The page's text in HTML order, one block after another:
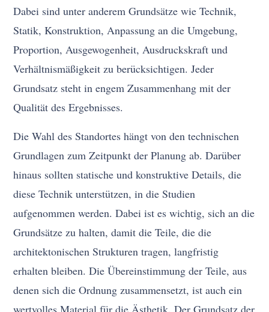
Dabei sind unter anderem Grundsätze wie Technik,
Statik, Konstruktion, Anpassung an die Umgebung,
Proportion, Ausgewogenheit, Ausdruckskraft und
Verhältnismäßigkeit zu berücksichtigen. Jeder
Grundsatz steht in engem Zusammenhang mit der
Qualität des Ergebnisses.
Die Wahl des Standortes hängt von den technischen
Grundlagen zum Zeitpunkt der Planung ab. Darüber
hinaus sollten statische und konstruktive Details, die
diese Technik unterstützen, in die Studien
aufgenommen werden. Dabei ist es wichtig, sich an die
Grundsätze zu halten, damit die Teile, die die
architektonischen Strukturen tragen, langfristig
erhalten bleiben. Die Übereinstimmung der Teile, aus
denen sich die Ordnung zusammensetzt, ist auch ein